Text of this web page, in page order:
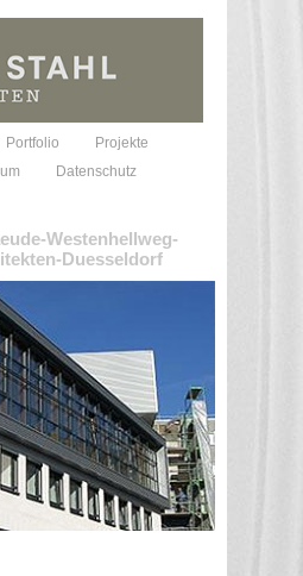
Portfolio
Projekte
Datenschutz
Westenhellweg-
Duesseldorf